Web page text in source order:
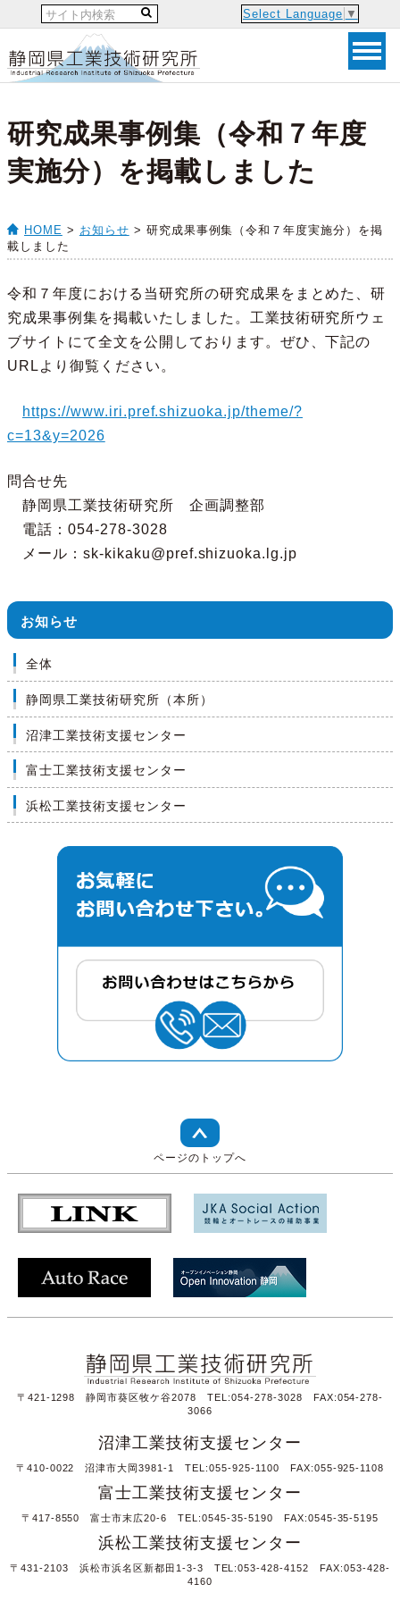
Select Language ▼
研究成果事例集（令和７年度
実施分）を掲載しました
HOME > お知らせ > 研究成果事例集（令和７年度実施分）を掲
載しました
令和７年度における当研究所の研究成果をまとめた、研
究成果事例集を掲載いたしました。工業技術研究所ウェ
ブサイトにて全文を公開しております。ぜひ、下記の
URLより御覧ください。
https://www.iri.pref.shizuoka.jp/theme/?
c=13&y=2026
問合せ先
静岡県工業技術研究所 企画調整部
電話：054-278-3028
メール：sk-kikaku@pref.shizuoka.lg.jp
お知らせ
全体
静岡県工業技術研究所（本所）
沼津工業技術支援センター
富士工業技術支援センター
浜松工業技術支援センター
ページのトップへ
〒421-1298 静岡市葵区牧ケ谷2078 TEL:054-278-3028 FAX:054-278-
3066
沼津工業技術支援センター
〒410-0022 沼津市大岡3981-1 TEL:055-925-1100 FAX:055-925-1108
富士工業技術支援センター
〒417-8550 富士市末広20-6 TEL:0545-35-5190 FAX:0545-35-5195
浜松工業技術支援センター
〒431-2103 浜松市浜名区新都田1-3-3 TEL:053-428-4152 FAX:053-428-
4160